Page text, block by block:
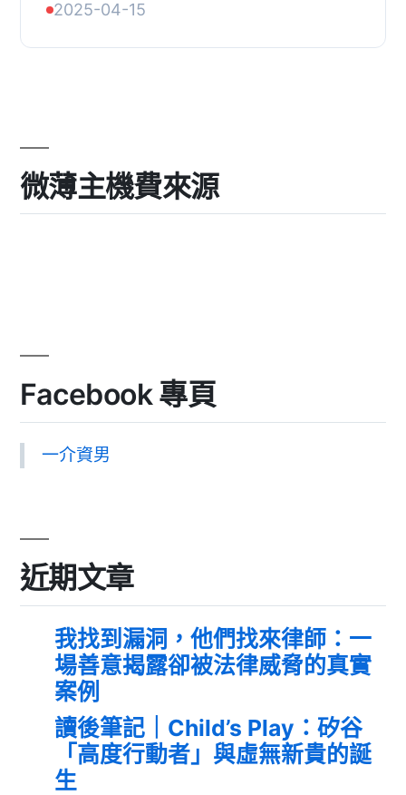
JavaScript 檔案建立的第三方請求，並
讓您選擇只...
2025-04-15
微薄主機費來源
Facebook 專頁
一介資男
近期文章
我找到漏洞，他們找來律師：一
場善意揭露卻被法律威脅的真實
案例
讀後筆記｜Child’s Play：矽谷
「高度行動者」與虛無新貴的誕
生